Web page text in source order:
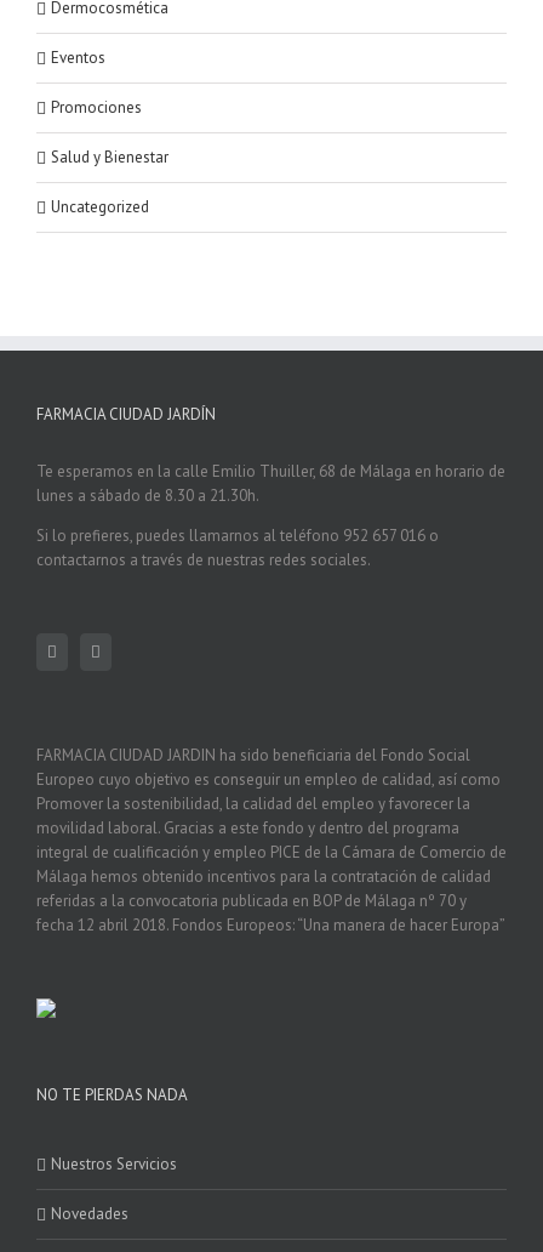
Dermocosmética
Eventos
Promociones
Salud y Bienestar
Uncategorized
FARMACIA CIUDAD JARDÍN
Te esperamos en la calle Emilio Thuiller, 68 de Málaga en horario de
lunes a sábado de 8.30 a 21.30h.
Si lo prefieres, puedes llamarnos al teléfono 952 657 016 o
contactarnos a través de nuestras redes sociales.
FARMACIA CIUDAD JARDIN ha sido beneficiaria del Fondo Social
Europeo cuyo objetivo es conseguir un empleo de calidad, así como
Promover la sostenibilidad, la calidad del empleo y favorecer la
movilidad laboral. Gracias a este fondo y dentro del programa
integral de cualificación y empleo PICE de la Cámara de Comercio de
Málaga hemos obtenido incentivos para la contratación de calidad
referidas a la convocatoria publicada en BOP de Málaga nº 70 y
fecha 12 abril 2018. Fondos Europeos: “Una manera de hacer Europa”
NO TE PIERDAS NADA
Nuestros Servicios
Novedades